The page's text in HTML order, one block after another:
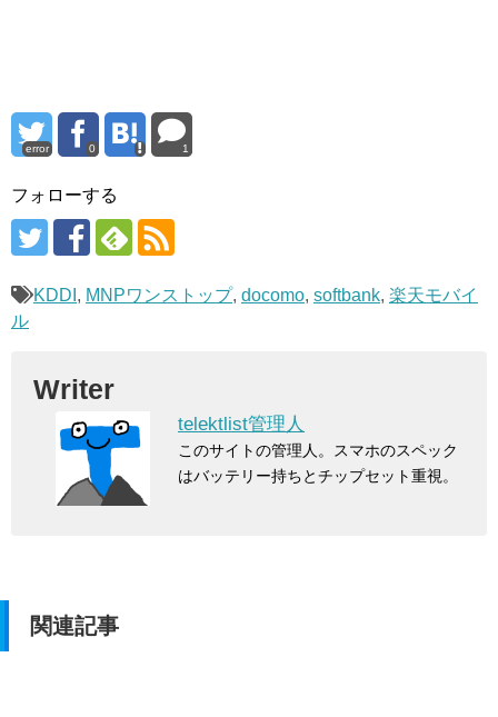
error 0 1
フォローする
KDDI , MNPワンストップ, docomo, softbank, 楽天モバイ
ル
Writer
telektlist管理人
このサイトの管理人。スマホのスペック
はバッテリー持ちとチップセット重視。
関連記事